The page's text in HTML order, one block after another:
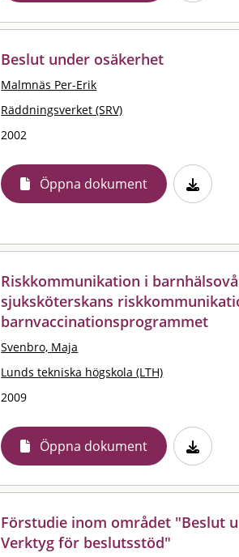
Beslut under osäkerhet
Malmnäs Per-Erik
Räddningsverket (SRV)
2002
Öppna dokument
Riskkommunikation i
sjuksköterskans
barnvaccinationsprogrammet
Svenbro, Maja
Lunds tekniska högskola (LTH)
2009
Öppna dokument
Förstudie inom området "Beslut
Verktyg för beslutsstöd"